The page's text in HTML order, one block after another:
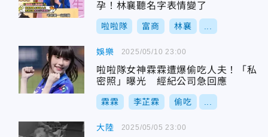
孕！林襄聽名字表情變了
啦啦隊 富商 林襄
娛樂
啦啦隊女神霖霖遭爆偷吃人夫！「私
密照」曝光 經紀公司急回應
霖霖 李芷霖 偷吃
2025/05/10 23:00
大陸 2025/05/05 23:00